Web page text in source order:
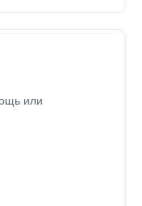
или